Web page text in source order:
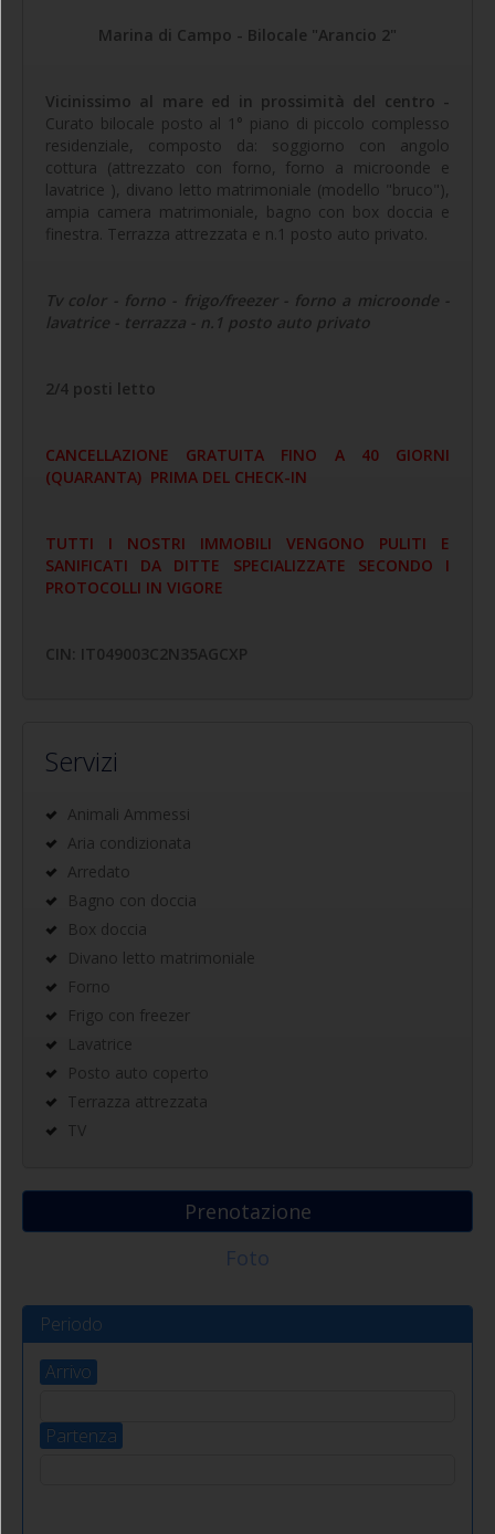
Marina di Campo - Bilocale "Arancio 2"
Vicinissimo al mare ed in prossimità del centro -
Curato bilocale posto al 1° piano di piccolo complesso
residenziale, composto da: soggiorno con angolo
cottura (attrezzato con forno, forno a microonde e
lavatrice ), divano letto matrimoniale (modello "bruco"),
ampia camera matrimoniale, bagno con box doccia e
finestra. Terrazza attrezzata e n.1 posto auto privato.
Tv color - forno - frigo/freezer - forno a microonde -
lavatrice - terrazza - n.1 posto auto privato
2/4 posti letto
CANCELLAZIONE GRATUITA FINO A 40 GIORNI
(QUARANTA) PRIMA DEL CHECK-IN
TUTTI I NOSTRI IMMOBILI VENGONO PULITI E
SANIFICATI DA DITTE SPECIALIZZATE SECONDO I
PROTOCOLLI IN VIGORE
CIN: IT049003C2N35AGCXP
Servizi
Animali Ammessi
Aria condizionata
Arredato
Bagno con doccia
Box doccia
Divano letto matrimoniale
Forno
Frigo con freezer
Lavatrice
Posto auto coperto
Terrazza attrezzata
TV
Prenotazione
Foto
Periodo
Arrivo
Partenza